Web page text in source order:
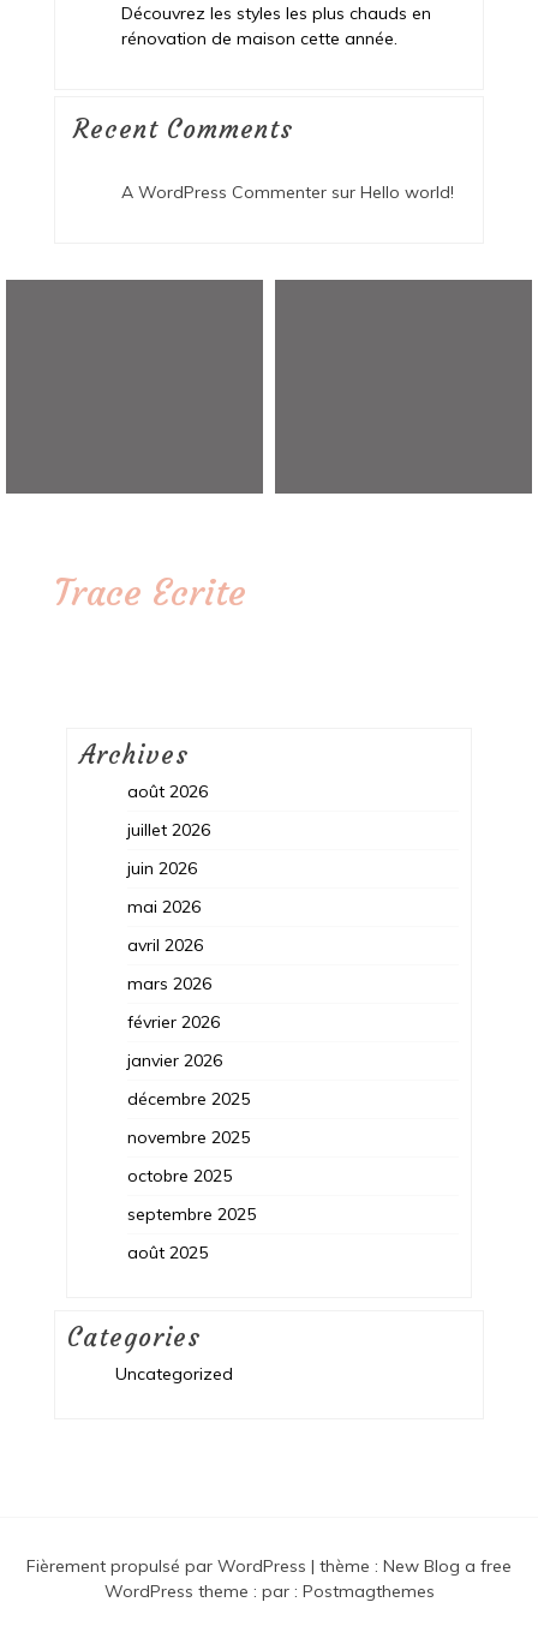
Découvrez les styles les plus chauds en
rénovation de maison cette année.
Recent Comments
A WordPress Commentersur Hello world!
Trace Ecrite
Archives
août 2026
juillet 2026
juin 2026
mai 2026
avril 2026
mars 2026
février 2026
janvier 2026
décembre 2025
novembre 2025
octobre 2025
septembre 2025
août 2025
Categories
Uncategorized
Fièrement propulsé par WordPress | thème : New Blog a free
WordPress theme : par : Postmagthemes